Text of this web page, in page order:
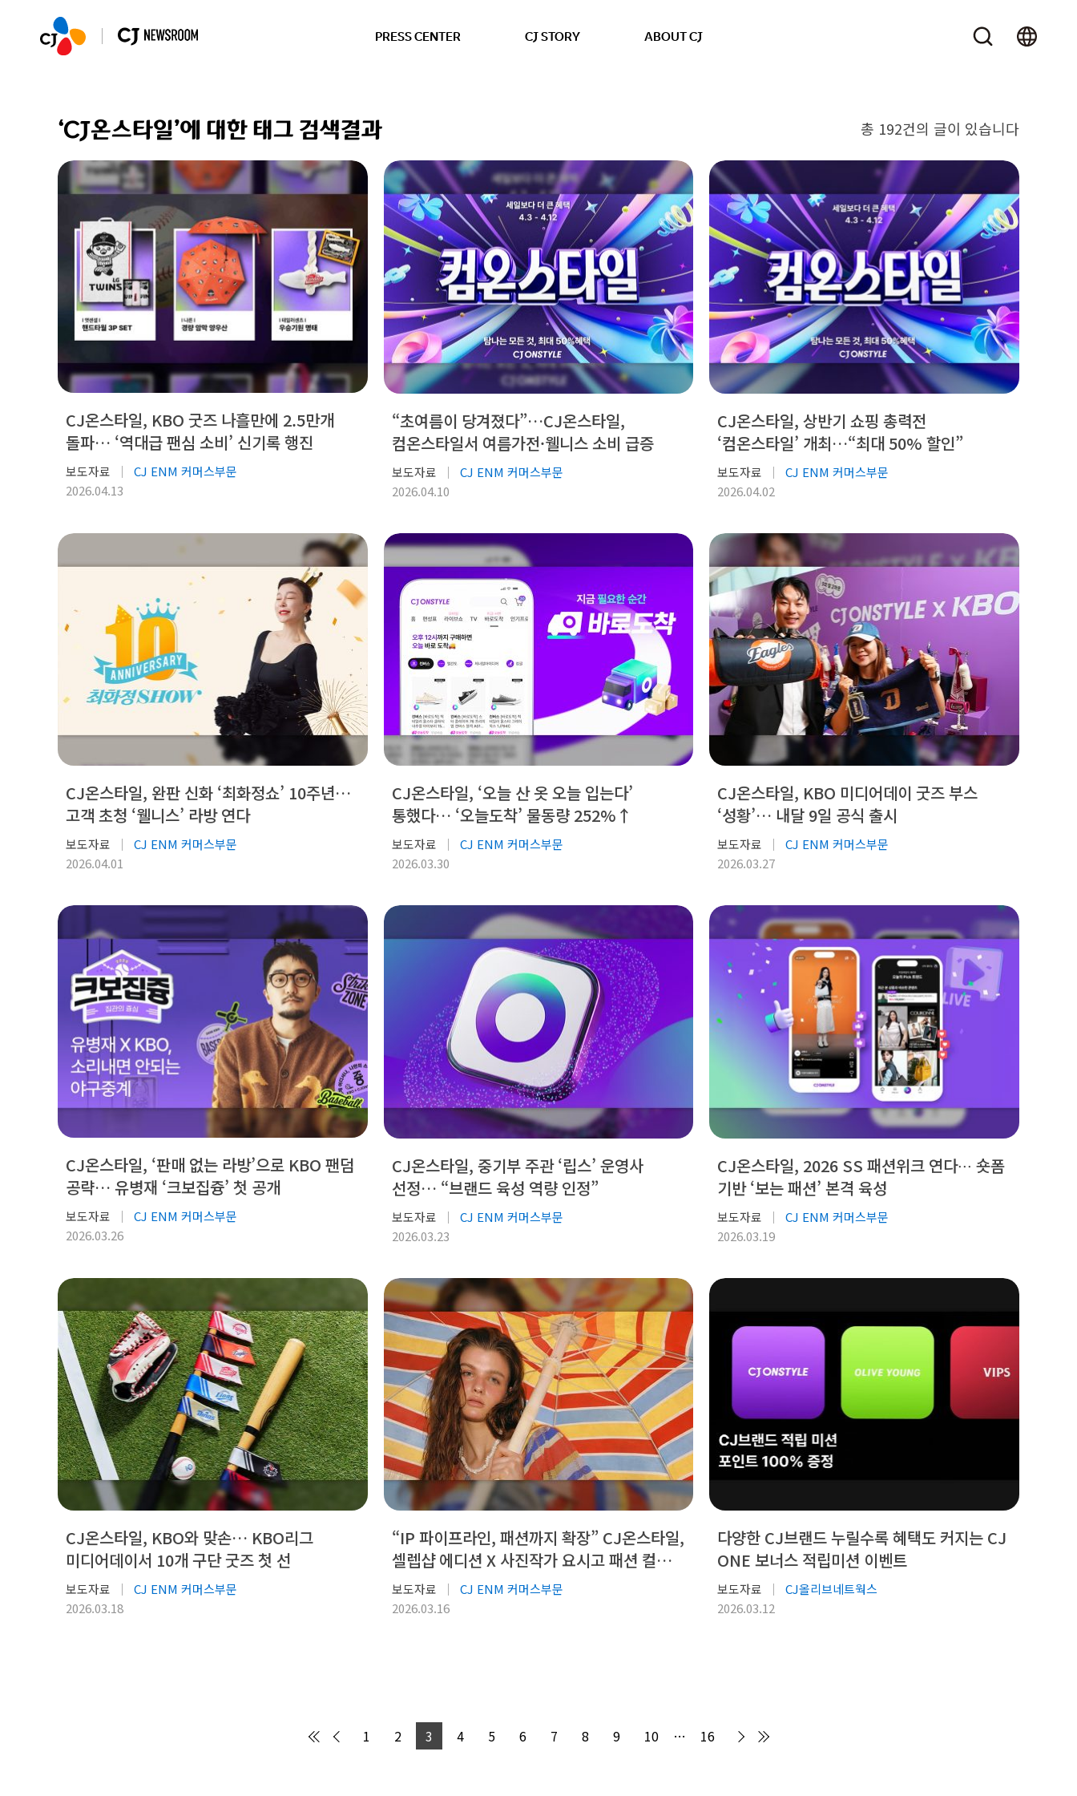
PRESS CENTER CJ STORY ABOUT CJ
‘CJ온스타일’에 대한 태그 검색결과 총 192건의 글이 있습니다
CJ온스타일, KBO 굿즈 나흘만에 2.5만개
돌파… ‘역대급 팬심 소비’ 신기록 행진
보도자료
CJ ENM 커머스부문
2026.04.13
“초여름이 당겨졌다”…CJ온스타일,
컴온스타일서 여름가전·웰니스 소비 급증
보도자료
CJ ENM 커머스부문
2026.04.10
CJ온스타일, 상반기 쇼핑 총력전
‘컴온스타일’ 개최…“최대 50% 할인”
보도자료
CJ ENM 커머스부문
2026.04.02
CJ온스타일, 완판 신화 ‘최화정쇼’ 10주년…
고객 초청 ‘웰니스’ 라방 연다
보도자료
CJ ENM 커머스부문
2026.04.01
CJ온스타일, ‘오늘 산 옷 오늘 입는다’
통했다… ‘오늘도착’ 물동량 252%↑
보도자료
CJ ENM 커머스부문
2026.03.30
CJ온스타일, KBO 미디어데이 굿즈 부스
‘성황’… 내달 9일 공식 출시
보도자료
CJ ENM 커머스부문
2026.03.27
CJ온스타일, ‘판매 없는 라방’으로 KBO 팬덤
공략… 유병재 ‘크보집즁’ 첫 공개
보도자료
CJ ENM 커머스부문
2026.03.26
CJ온스타일, 중기부 주관 ‘립스’ 운영사
선정… “브랜드 육성 역량 인정”
보도자료
CJ ENM 커머스부문
2026.03.23
CJ온스타일, 2026 SS 패션위크 연다∙∙∙ 숏폼
기반 ‘보는 패션’ 본격 육성
보도자료
CJ ENM 커머스부문
2026.03.19
CJ온스타일, KBO와 맞손… KBO리그
미디어데이서 10개 구단 굿즈 첫 선
보도자료
CJ ENM 커머스부문
2026.03.18
“IP 파이프라인, 패션까지 확장” CJ온스타일,
셀렙샵 에디션 X 사진작가 요시고 패션 컬렉션
출시
보도자료
CJ ENM 커머스부문
2026.03.16
다양한 CJ브랜드 누릴수록 혜택도 커지는 CJ
ONE 보너스 적립미션 이벤트
보도자료
CJ올리브네트웍스
2026.03.12
1 2 3 4 5 6 7 8 9 10 … 16